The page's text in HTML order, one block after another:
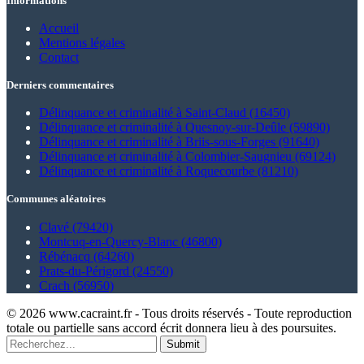
Accueil
Mentions légales
Contact
Derniers commentaires
Délinquance et criminalité à Saint-Claud (16450)
Délinquance et criminalité à Quesnoy-sur-Deûle (59890)
Délinquance et criminalité à Briis-sous-Forges (91640)
Délinquance et criminalité à Colombier-Saugnieu (69124)
Délinquance et criminalité à Roquecourbe (81210)
Communes aléatoires
Clavé (79420)
Montcuq-en-Quercy-Blanc (46800)
Rébénacq (64260)
Prats-du-Périgord (24550)
Crach (56950)
© 2026 www.cacraint.fr - Tous droits réservés - Toute reproduction
totale ou partielle sans accord écrit donnera lieu à des poursuites.
Submit